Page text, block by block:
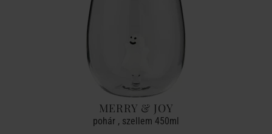
MERRY & JOY
pohár , szellem 450ml